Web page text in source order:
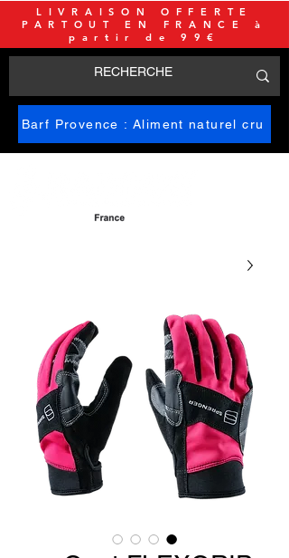
Barf Provence : Aliment naturel cru
LIVRAISON OFFERTE
PARTOUT EN FRANCE à
partir de 99€